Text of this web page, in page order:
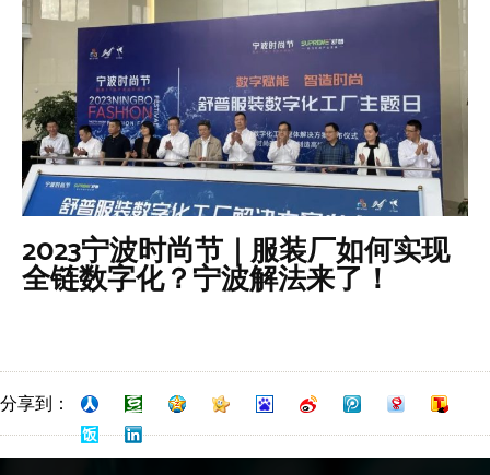
2023宁波时尚节｜服装厂如何实现
全链数字化？宁波解法来了！
分享到：